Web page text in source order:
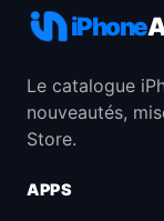
iPhone
Le catalogue
nouveautés,
Store.
APPS